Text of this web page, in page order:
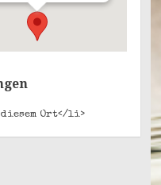
Ort</li>